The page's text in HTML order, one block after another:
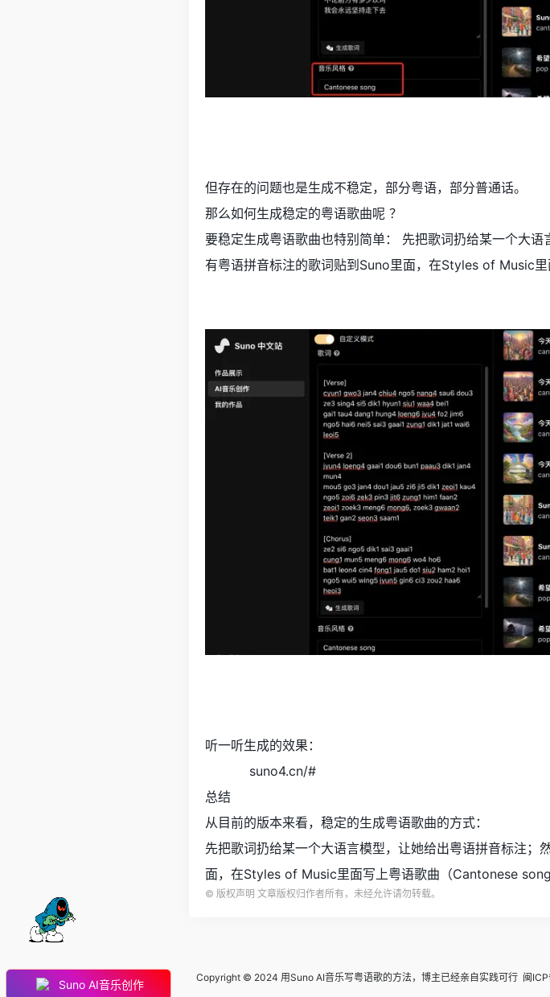
Suno AI音乐创作
但存在的问题也是生成不稳定，部分粤语，部分普通话。
那么如何生成稳定的粤语歌曲呢 ？
要稳定生成粤语歌曲也特别简单： 先把歌词扔给某一个大
有粤语拼音标注的歌词贴到Suno里面，在Styles of Music
听一听生成的效果：
suno4.cn/#
总结
从目前的版本来看，稳定的生成粤语歌曲的方式：
先把歌词扔给某一个大语言模型，让她给出粤语拼音标注；
面，在Styles of Music里面写上粤语歌曲（Cantonese song
© 版权声明 文章版权归作者所有，未经允许请勿转载。
Copyright © 2024 用Suno AI音乐写粤语歌的方法，博主已经亲自实践可行 闽